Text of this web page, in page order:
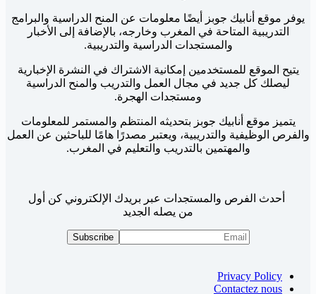
يوفر موقع أنابيك جوبز أيضًا معلومات عن المنح الدراسية والبرامج
التدريبية المتاحة في المغرب وخارجه، بالإضافة إلى الأخبار
والمستجدات الدراسية والتدريبية.
يتيح الموقع للمستخدمين إمكانية الاشتراك في النشرة الإخبارية
ليصلك كل جديد في مجال العمل والتدريب والمنح الدراسية
ومستجدات الهجرة.
يتميز موقع أنابيك جوبز بتحديثه المنتظم والمستمر للمعلومات
والفرص الوظيفية والتدريبية، ويعتبر مصدرًا هامًا للباحثين عن العمل
والمهتمين بالتدريب والتعليم في المغرب.
أحدث الفرص والمستجدات عبر بريدك الإلكتروني كن أول
من يصله الجديد
Privacy Policy
Contactez nous